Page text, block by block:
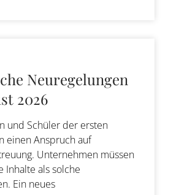
Neuregelungen
2026
und Schüler der ersten
einen Anspruch auf
Unternehmen müssen
Inhalte als solche
Ein neues